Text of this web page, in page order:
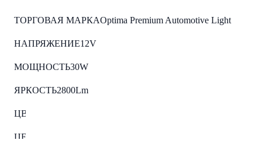
ТОРГОВАЯ МАРКАOptima Premium Automotive Light
НАПРЯЖЕНИЕ12V
МОЩНОСТЬ30W
ЯРКОСТЬ2800Lm
ЦВЕТОВАЯ ТЕМПЕРАТУРА
ЦЕНА УКАЗАНА ЗА